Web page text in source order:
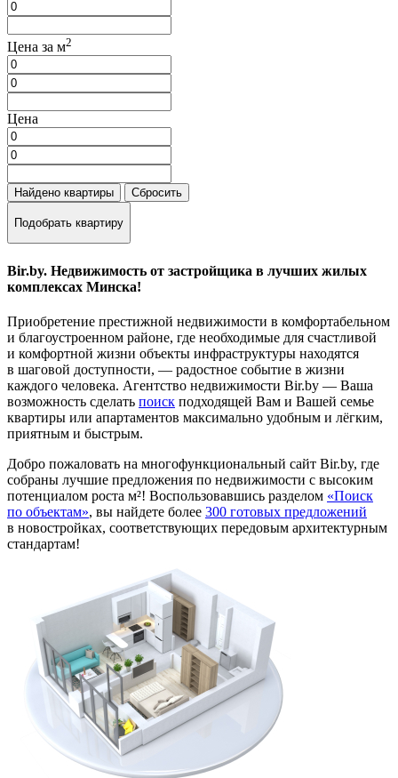
Цена за м2
Цена
Найдено квартиры Сбросить
Подобрать квартиру
Bir.by. Недвижимость от застройщика в лучших жилых
комплексах Минска!
Приобретение престижной недвижимости в комфортабельном
и благоустроенном районе, где необходимые для счастливой
и комфортной жизни объекты инфраструктуры находятся
в шаговой доступности, — радостное событие в жизни
каждого человека. Агентство недвижимости Bir.by — Ваша
возможность сделать поиск подходящей Вам и Вашей семье
квартиры или апартаментов максимально удобным и лёгким,
приятным и быстрым.
Добро пожаловать на многофункциональный сайт Bir.by, где
собраны лучшие предложения по недвижимости с высоким
потенциалом роста м²! Воспользовавшись разделом «Поиск
по объектам», вы найдете более 300 готовых предложений
в новостройках, соответствующих передовым архитектурным
стандартам!